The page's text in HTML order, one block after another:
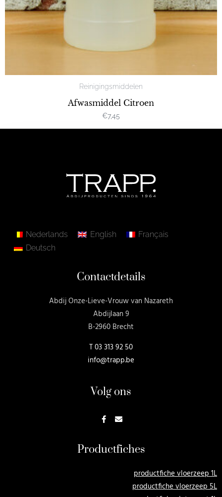
Reinigingsmiddelen
Afwasmiddel Citroen
€7,45
Nederlands English
Français
Deutsch
Contactdetails
Abdij Onze-Lieve-Vrouw van Nazareth
Abdijlaan 9
B-2960 Brecht
T03 313 92 50
info@trapp.be
Volg ons
Productfiches
productfiche vloerzeep 1L
productfiche vloerzeep 5L